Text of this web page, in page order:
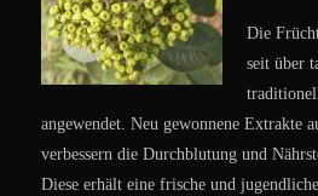
Die
seit über
angewendet. Neu gewonnene Extrakte
verbessern die Durchblutung und
Diese erhält eine frische und